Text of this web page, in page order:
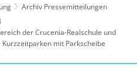
Archiv Pressemitteilungen
der Crucenia-Realschule und
mit Parkscheibe